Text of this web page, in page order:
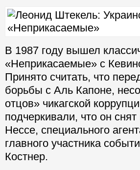
В 1987 году вышел
«Неприкасаемые» с
Принято считать, что
борьбы с Аль Капоне,
отцов» чикагской
подчеркивали, что он
Нессе, специального
главного участника
Костнер.